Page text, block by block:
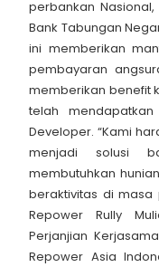
perbankan
Bank Tabungan
ini memberikan
pembayaran
memberikan benefit
telah
Developer. “Kami
menjadi solusi
membutuhkan
beraktivitas di masa
Repower Rully
Perjanjian
Repower Asia